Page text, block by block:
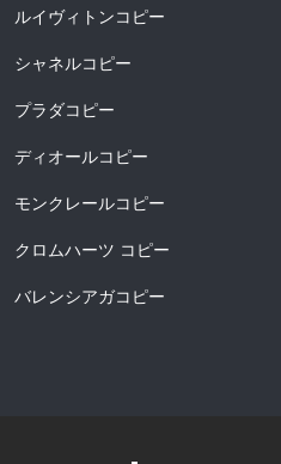
ルイヴィトンコピー
シャネルコピー
プラダコピー
ディオールコピー
モンクレールコピー
クロムハーツ コピー
バレンシアガコピー